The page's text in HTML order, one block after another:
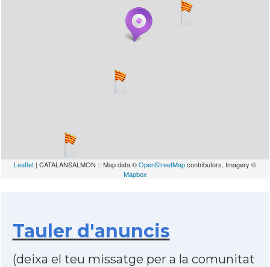
Leaflet | CATALANSALMON :: Map data ©OpenStreetMapcontributors, Imagery ©
Mapbox
Tauler d'anuncis
(deixa el teu missatge per a la comunitat